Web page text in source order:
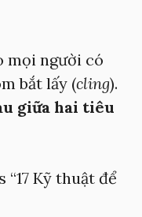
mọi người có
bắt lấy (cling).
giữa hai tiêu
“17 Kỹ thuật để